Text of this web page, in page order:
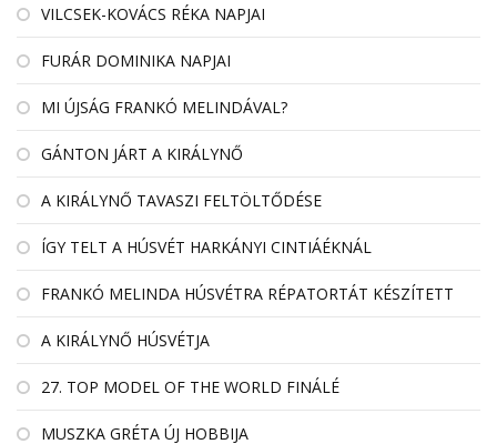
VILCSEK-KOVÁCS RÉKA NAPJAI
FURÁR DOMINIKA NAPJAI
MI ÚJSÁG FRANKÓ MELINDÁVAL?
GÁNTON JÁRT A KIRÁLYNŐ
A KIRÁLYNŐ TAVASZI FELTÖLTŐDÉSE
ÍGY TELT A HÚSVÉT HARKÁNYI CINTIÁÉKNÁL
FRANKÓ MELINDA HÚSVÉTRA RÉPATORTÁT KÉSZÍTETT
A KIRÁLYNŐ HÚSVÉTJA
27. TOP MODEL OF THE WORLD FINÁLÉ
MUSZKA GRÉTA ÚJ HOBBIJA